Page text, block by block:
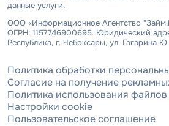
данные услуги.
ООО «Информационное Агентство
ОГРН: 1157746900695. Юридический
Республика, г. Чебоксары, ул. Гагарина
Политика обработки
Согласие на получение
Политика использования
Настройки cookie
Пользовательское соглашение